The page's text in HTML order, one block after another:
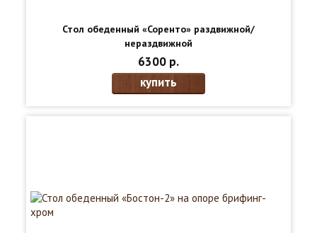
Стол обеденный «Соренто» раздвижной/
нераздвижной
6300 р.
купить